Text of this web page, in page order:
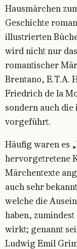
Hausmärchen
Geschichte
illustrierten
wird nicht nur
romantischer
Brentano, E.T.A.
Friedrich de la
sondern auch
vorgeführt.
Häufig waren es
hervorgetretene
Märchentexte
auch sehr
welche die
haben,
wirkt; genannt
Ludwig Emil